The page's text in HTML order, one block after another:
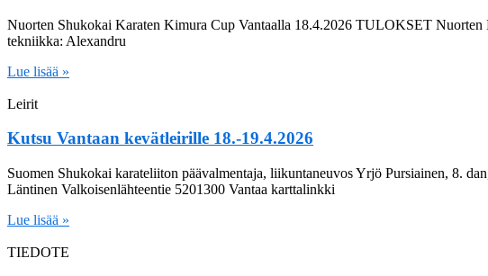
Nuorten Shukokai Karaten Kimura Cup Vantaalla 18.4.2026 TULOKSET
tekniikka: Alexandru
Lue lisää »
Leirit
Kutsu Vantaan kevätleirille 18.-19.4.2026
Suomen Shukokai karateliiton päävalmentaja, liikuntaneuvos Yrjö Pursiainen, 8.
Läntinen Valkoisenlähteentie 5201300 Vantaa karttalinkki
Lue lisää »
TIEDOTE